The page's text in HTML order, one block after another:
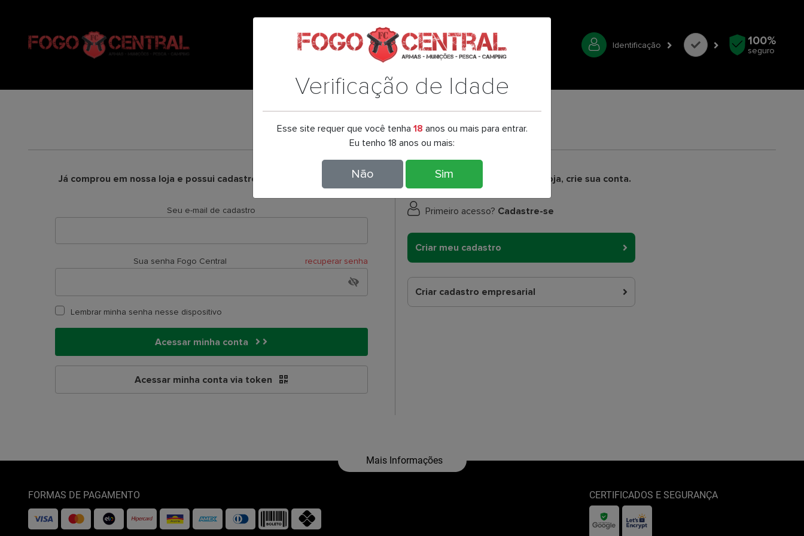
Identificação 100%
seguro
Acesse sua conta
Já comprou em nossa loja e possui cadastro, acesse sua conta aqui.
Seu e-mail de cadastro
Sua senha Fogo Central recuperar senha
Lembrar minha senha nesse dispositivo
Acessar minha conta
Acessar minha conta via token
É seu primeiro acesso a nossa loja, crie sua conta.
Primeiro acesso? Cadastre-se
Criar meu cadastro
Criar cadastro empresarial
FORMAS DE PAGAMENTO CERTIFICADOS E SEGURANÇA
Verificação de Idade
Esse site requer que você tenha 18 anos ou mais para entrar.
Eu tenho 18 anos ou mais:
Não Sim